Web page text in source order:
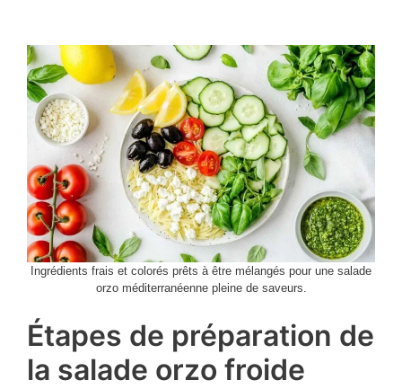
Ingrédients frais et colorés prêts à être mélangés pour une salade
orzo méditerranéenne pleine de saveurs.
Étapes de préparation de
la salade orzo froide